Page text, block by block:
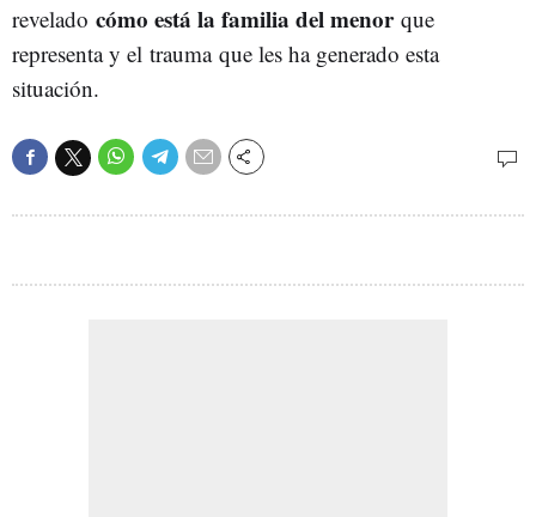
revelado cómo está la familia del menorque
representa y el trauma que les ha generado esta
situación.